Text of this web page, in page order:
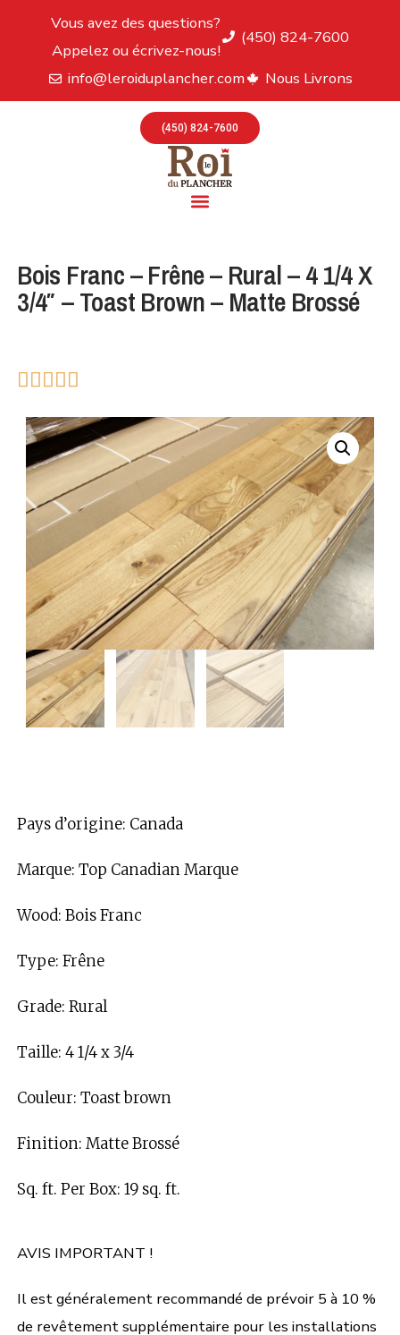
Vous avez des questions?
Appelez ou écrivez-nous!
(450) 824-7600
info@leroiduplancher.com Nous Livrons
(450) 824-7600
Bois Franc – Frêne – Rural – 4 1/4 X
3/4″ – Toast Brown – Matte Brossé

Pays d’origine: Canada
Marque: Top Canadian Marque
Wood: Bois Franc
Type: Frêne
Grade: Rural
Taille: 4 1/4 x 3/4
Couleur: Toast brown
Finition: Matte Brossé
Sq. ft. Per Box: 19 sq. ft.
AVIS IMPORTANT !
Il est généralement recommandé de prévoir 5 à 10 %
de revêtement supplémentaire pour les installations